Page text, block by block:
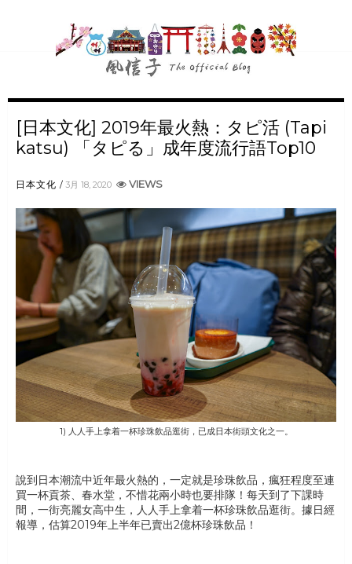
[日本文化] 2019年最火熱：タピ活 (Tapi
katsu) 「タピる」成年度流行語Top10
日本文化 3月 18, 2020 VIEWS
1) 人人手上拿着一杯珍珠飲品逛街，已成日本街頭文化之一。
說到日本潮流中近年最火熱的，一定就是珍珠飲品，瘋狂程度至連
買一杯貢茶、春水堂，不惜花兩小時也要排隊！每天到了下課時
間，一街亮麗女高中生，人人手上拿着一杯珍珠飲品逛街。據日經
報導，估算2019年上半年已賣出2億杯珍珠飲品！